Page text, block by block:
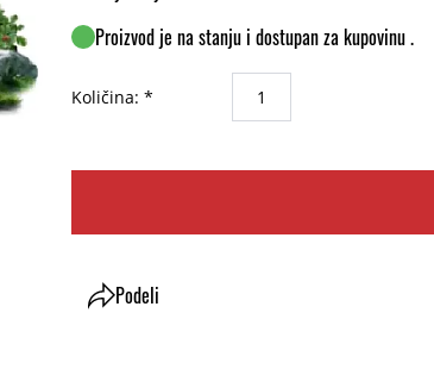
Proizvod je na stanju i dostupan za kupovinu .
Količina: *
Podeli